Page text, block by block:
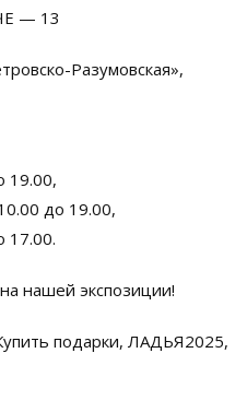
— 13
Разумовская»,
19.00,
до 19.00,
17.00.
нашей экспозиции!
подарки, ЛАДЬЯ2025,